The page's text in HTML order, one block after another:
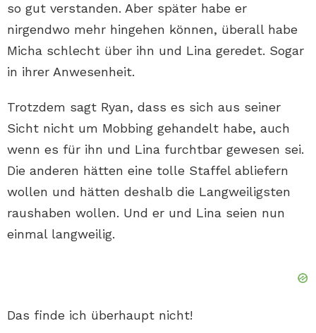
so gut verstanden. Aber später habe er
nirgendwo mehr hingehen können, überall habe
Micha schlecht über ihn und Lina geredet. Sogar
in ihrer Anwesenheit.
Trotzdem sagt Ryan, dass es sich aus seiner
Sicht nicht um Mobbing gehandelt habe, auch
wenn es für ihn und Lina furchtbar gewesen sei.
Die anderen hätten eine tolle Staffel abliefern
wollen und hätten deshalb die Langweiligsten
raushaben wollen. Und er und Lina seien nun
einmal langweilig.
Das finde ich überhaupt nicht!